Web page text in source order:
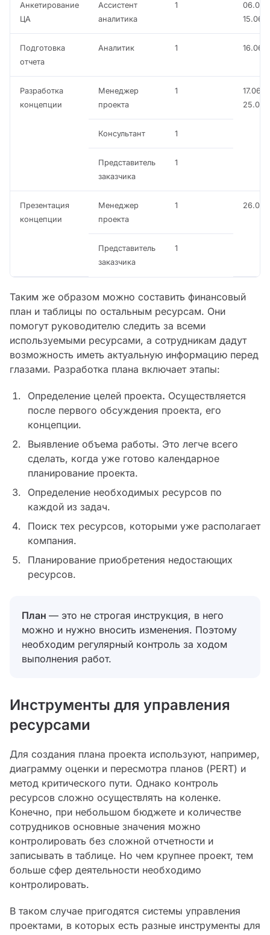
Анкетирование
ЦА
Ассистент
аналитика
1
06.06 –
15.06
Подготовка
отчета
Аналитик 1 16.06
Разработка
концепции
Менеджер
проекта
1
17.06 –
25.06
Консультант 1
Представитель
заказчика
1
Презентация
концепции
Менеджер
проекта
1 26.06
Представитель
заказчика
1
Таким же образом можно составить финансовый
план и таблицы по остальным ресурсам. Они
помогут руководителю следить за всеми
используемыми ресурсами, а сотрудникам дадут
возможность иметь актуальную информацию перед
глазами. Разработка плана включает этапы:
Определение целей проекта. Осуществляется
после первого обсуждения проекта, его
концепции.
Выявление объема работы. Это легче всего
сделать, когда уже готово календарное
планирование проекта.
Определение необходимых ресурсов по
каждой из задач.
Поиск тех ресурсов, которыми уже располагает
компания.
Планирование приобретения недостающих
ресурсов.
План — это не строгая инструкция, в него
можно и нужно вносить изменения. Поэтому
необходим регулярный контроль за ходом
выполнения работ.
Инструменты для управления
ресурсами
Для создания плана проекта используют, например,
диаграмму оценки и пересмотра планов (PERT) и
метод критического пути. Однако контроль
ресурсов сложно осуществлять на коленке.
Конечно, при небольшом бюджете и количестве
сотрудников основные значения можно
контролировать без сложной отчетности и
записывать в таблице. Но чем крупнее проект, тем
больше сфер деятельности необходимо
контролировать.
В таком случае пригодятся системы управления
проектами, в которых есть разные инструменты для